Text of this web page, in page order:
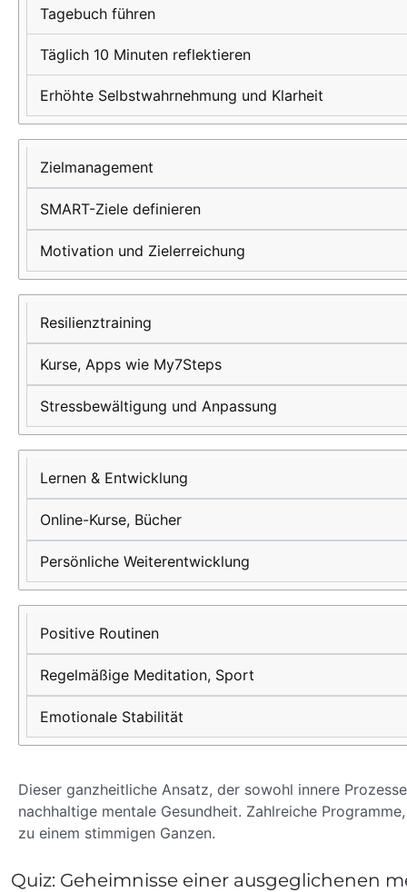
Maßnahme
Umsetzung
mentale
Gesundheit
Tagebuch führen
Täglich 10 Minuten reflektieren
Erhöhte Selbstwahrnehmung und Klarheit
Zielmanagement
SMART-Ziele definieren
Motivation und Zielerreichung
Resilienztraining
Kurse, Apps wie My7Steps
Stressbewältigung und Anpassung
Lernen & Entwicklung
Online-Kurse, Bücher
Persönliche Weiterentwicklung
Positive Routinen
Regelmäßige Meditation, Sport
Emotionale Stabilität
Dieser ganzheitliche Ansatz, der sowohl innere
nachhaltige mentale Gesundheit. Zahlreiche
zu einem stimmigen Ganzen.
Quiz: Geheimnisse einer ausgeglichenen